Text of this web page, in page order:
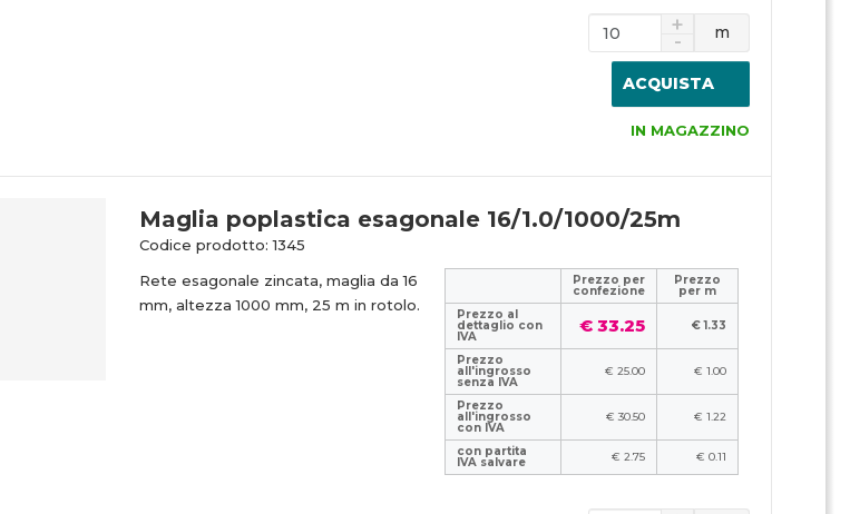
m
ACQUISTA
IN MAGAZZINO
Maglia poplastica esagonale 16/1.0/1000/25m
Codice prodotto: 1345
Rete esagonale zincata, maglia da 16
mm, altezza 1000 mm, 25 m in rotolo.
Prezzo per
confezione
Prezzo
per m
Prezzo al
dettaglio con
IVA
€ 33.25 € 1.33
Prezzo
all'ingrosso
senza IVA
€ 25.00 € 1.00
Prezzo
all'ingrosso
con IVA
€ 30.50 € 1.22
con partita
IVA salvare € 2.75 € 0.11